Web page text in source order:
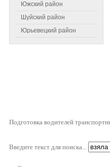
Южский район
Шуйский район
Юрьевецкий район
Подготовка водителей
Введите текст для поиска...